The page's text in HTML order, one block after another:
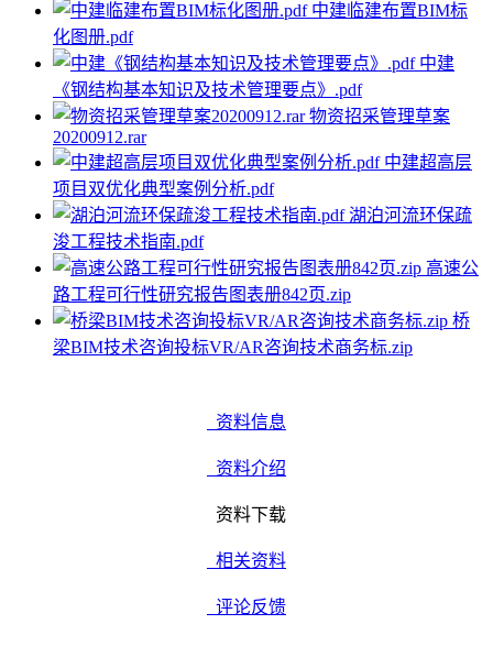
中建临建布置BIM标
化图册.pdf
中建
《钢结构基本知识及技术管理要点》.pdf
物资招采管理草案
20200912.rar
中建超高层
项目双优化典型案例分析.pdf
湖泊河流环保疏
浚工程技术指南.pdf
高速公
路工程可行性研究报告图表册842页.zip
桥
梁BIM技术咨询投标VR/AR咨询技术商务标.zip
资料信息
资料介绍
资料下载
相关资料
评论反馈